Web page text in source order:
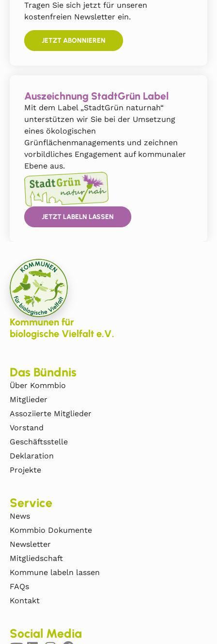
Tragen Sie sich jetzt für unseren
kostenfreien Newsletter ein.
JETZT ABONNIEREN
Auszeichnung StadtGrün Label
Mit dem Label „StadtGrün naturnah“
unterstützen wir Sie bei der Umsetzung
eines ökologischen
Grünflächenmanagements und zeichnen
vorbildliches Engagement auf kommunaler
Ebene aus.
JETZT LABELN LASSEN
Kommunen für
biologische Vielfalt e.V.
Das Bündnis
Über Kommbio
Mitglieder
Assoziierte Mitglieder
Vorstand
Geschäftsstelle
Deklaration
Projekte
Service
News
Kommbio Dokumente
Newsletter
Mitgliedschaft
Kommune labeln lassen
FAQs
Kontakt
Social Media